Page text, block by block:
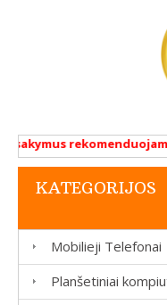
KATEGORIJOS
Mobilieji Telefonai
Planšetiniai